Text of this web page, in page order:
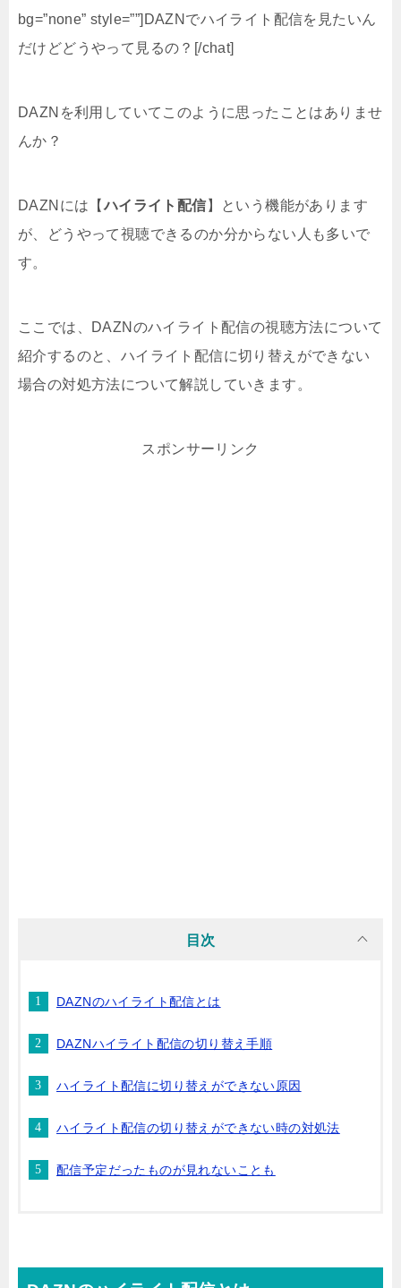
bg=”none” style=””]DAZNでハイライト配信を見たいん
だけどどうやって見るの？[/chat]
DAZNを利用していてこのように思ったことはありませ
んか？
DAZNには【ハイライト配信 】という機能があります
が、どうやって視聴できるのか分からない人も多いで
す。
ここでは、DAZNのハイライト配信の視聴方法について
紹介するのと、ハイライト配信に切り替えができない
場合の対処方法について解説していきます。
スポンサーリンク
目次
DAZNのハイライト配信とは
DAZNハイライト配信の切り替え手順
ハイライト配信に切り替えができない原因
ハイライト配信の切り替えができない時の対処法
配信予定だったものが見れないことも